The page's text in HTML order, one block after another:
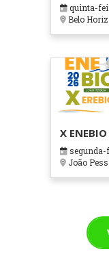
Cuidados
quinta-
Belo
X
segunda-
João